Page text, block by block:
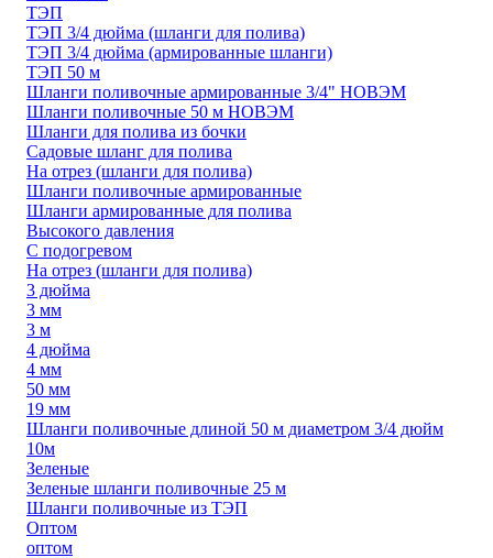
ТЭП
ТЭП 3/4 дюйма (шланги для полива)
ТЭП 3/4 дюйма (армированные шланги)
ТЭП 50 м
Шланги поливочные армированные 3/4" НОВЭМ
Шланги поливочные 50 м НОВЭМ
Шланги для полива из бочки
Садовые шланг для полива
На отрез (шланги для полива)
Шланги поливочные армированные
Шланги армированные для полива
Высокого давления
С подогревом
На отрез (шланги для полива)
3 дюйма
3 мм
3 м
4 дюйма
4 мм
50 мм
19 мм
Шланги поливочные длиной 50 м диаметром 3/4 дюйм
10м
Зеленые
Зеленые шланги поливочные 25 м
Шланги поливочные из ТЭП
Оптом
оптом